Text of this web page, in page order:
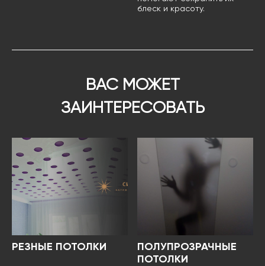
блеск и красоту.
ВАС МОЖЕТ
ЗАИНТЕРЕСОВАТЬ
РЕЗНЫЕ ПОТОЛКИ
ПОЛУПРОЗРАЧНЫЕ
ПОТОЛКИ